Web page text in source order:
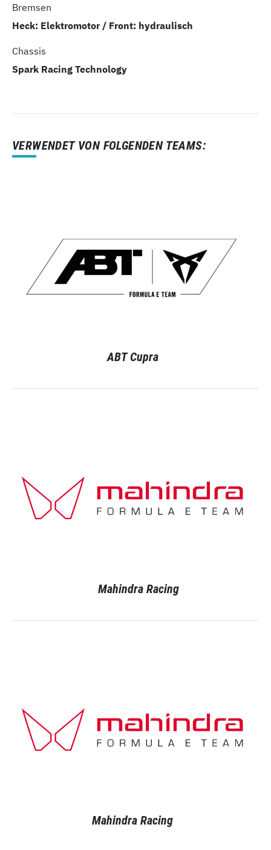
Bremsen
Heck: Elektromotor / Front: hydraulisch
Chassis
Spark Racing Technology
VERWENDET VON FOLGENDEN TEAMS:
ABT Cupra
Mahindra Racing
Mahindra Racing